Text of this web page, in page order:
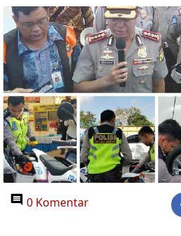
0 Komentar